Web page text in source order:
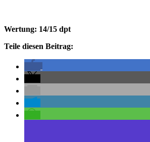
Wertung: 14/15 dpt
Teile diesen Beitrag: